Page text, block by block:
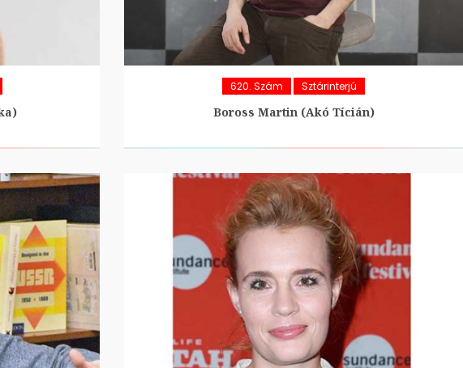
620. Szám Sztárinterjú
Boross Martin (Akó Tícián)